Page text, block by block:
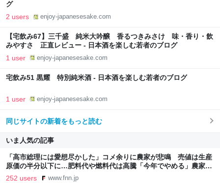
グ
2 users enjoy-japanesesake.com
【宅飲み67】三千盛 純米大吟醸 香るつきみさけ 味・香り・飲
みやすさ 正直レビュー - 日本酒を楽しむ若者のブログ
1 user enjoy-japanesesake.com
宅飲み51 黒耀 特別純米酒 - 日本酒を楽しむ若者のブログ
1 user enjoy-japanesesake.com
同じサイトの新着をもっと読む
いま人気の記事
「高市総理には愛想尽かした」コメ余りに農家が悲鳴 売値は生産
原価の半分以下に…肥料代や燃料代は高騰「今年でやめる」農家も
｜FNNプライムオンライン
252 users www.fnn.jp